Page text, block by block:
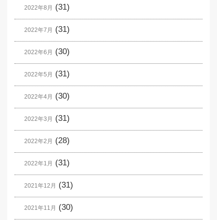
2022年8月 (31)
2022年7月 (31)
2022年6月 (30)
2022年5月 (31)
2022年4月 (30)
2022年3月 (31)
2022年2月 (28)
2022年1月 (31)
2021年12月 (31)
2021年11月 (30)